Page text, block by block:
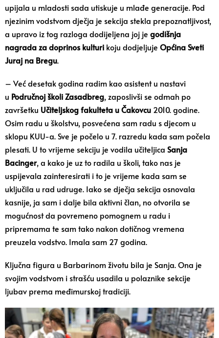
upijala u mladosti sada utiskuje u mlađe generacije. Pod
njezinim vodstvom dječja je sekcija stekla prepoznatljivost,
a upravo iz tog razloga dodijeljena joj je godišnja
nagrada za doprinos kulturi koju dodjeljuje Općina Sveti
Juraj na Bregu.
– Već desetak godina radim kao asistent u nastavi
u Područnoj školi Zasadbreg, zaposlivši se odmah po
završetku Učiteljskog fakulteta u Čakovcu 2010. godine.
Osim radu u školstvu, posvećena sam radu s djecom u
sklopu KUU-a. Sve je počelo u 7. razredu kada sam počela
plesati. U to vrijeme sekciju je vodila učiteljica Sanja
Bacinger, a kako je uz to radila u školi, tako nas je
uspijevala zainteresirati i to je vrijeme kada sam se
uključila u rad udruge. Iako se dječja sekcija osnovala
kasnije, ja sam i dalje bila aktivni član, no otvorila se
mogućnost da povremeno pomognem u radu i
pripremama te sam tako nakon dotičnog vremena
preuzela vodstvo. Imala sam 27 godina.
Ključna figura u Barbarinom životu bila je Sanja. Ona je
svojim vodstvom i strašću usadila u polaznike sekcije
ljubav prema međimurskoj tradiciji.